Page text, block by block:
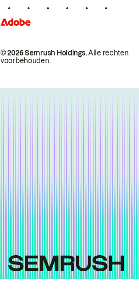
© 2026 Semrush Holdings.Alle rechten
voorbehouden.